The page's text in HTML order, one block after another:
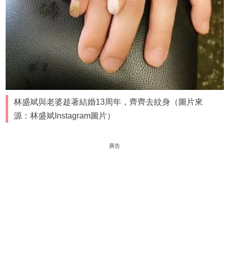
林盛斌與老婆趁著結婚13周年，齊齊去紋身（圖片來
源：林盛斌Instagram圖片）
廣告